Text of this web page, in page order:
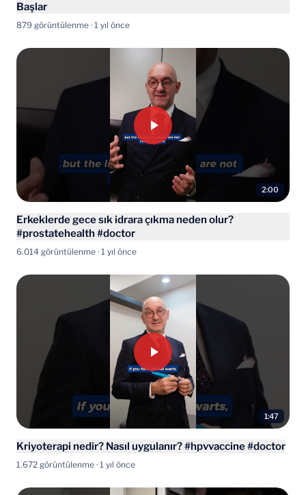
Başlar
879 görüntülenme · 1 yıl önce
2:00
Erkeklerde gece sık idrara çıkma neden olur?
#prostatehealth #doctor
6.014 görüntülenme · 1 yıl önce
1:47
Kriyoterapi nedir? Nasıl uygulanır? #hpvvaccine #doctor
1.672 görüntülenme · 1 yıl önce